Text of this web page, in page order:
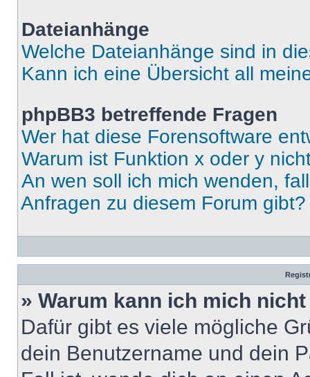
Dateianhänge
Welche Dateianhänge sind in
Kann ich eine Übersicht all
phpBB3 betreffende Fragen
Wer hat diese Forensoftware
Warum ist Funktion x oder y
An wen soll ich mich wenden,
Anfragen zu diesem Forum gibt?
» Warum kann ich mich
Dafür gibt es viele mögliche
dein Benutzername und dein